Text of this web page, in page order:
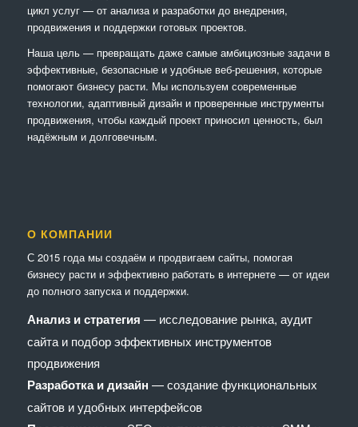
цикл услуг — от анализа и разработки до внедрения,
продвижения и поддержки готовых проектов.
Наша цель — превращать даже самые амбициозные задачи в
эффективные, безопасные и удобные веб-решения, которые
помогают бизнесу расти. Мы используем современные
технологии, адаптивный дизайн и проверенные инструменты
продвижения, чтобы каждый проект приносил ценность, был
надёжным и долговечным.
О КОМПАНИИ
С 2015 года мы создаём и продвигаем сайты, помогая
бизнесу расти и эффективно работать в интернете — от идеи
до полного запуска и поддержки.
Анализ и стратегия — исследование рынка, аудит
сайта и подбор эффективных инструментов
продвижения
Разработка и дизайн — создание функциональных
сайтов и удобных интерфейсов